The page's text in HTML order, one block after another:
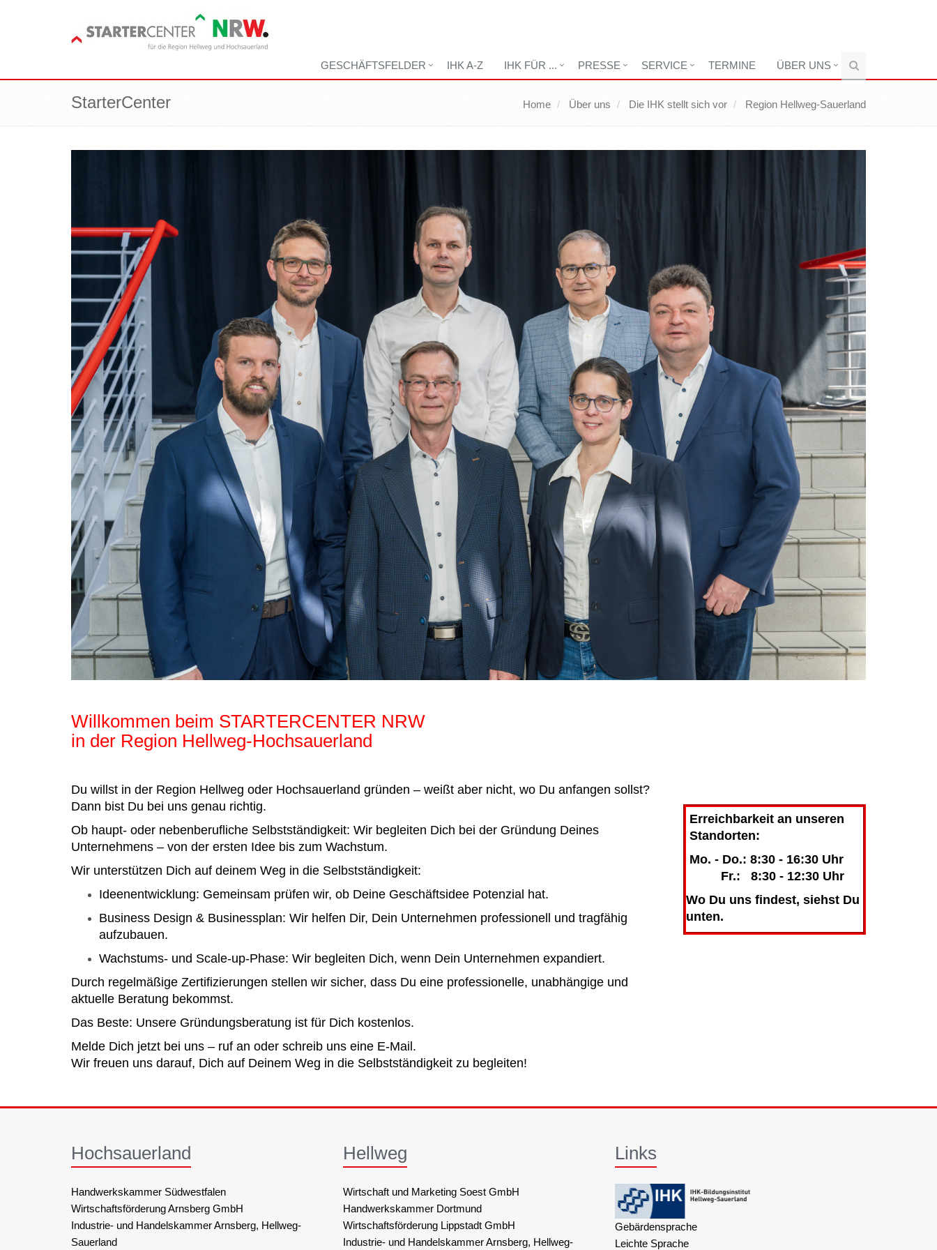
GESCHÄFTSFELDER IHK A-Z IHK FÜR ... PRESSE SERVICE TERMINE ÜBER UNS
StarterCenter Home Über uns Die IHK stellt sich vor Region Hellweg-Sauerland
Willkommen beim STARTERCENTER NRW
in der Region Hellweg-Hochsauerland
Du willst in der Region Hellweg oder Hochsauerland gründen – weißt aber nicht, wo Du anfangen sollst?
Dann bist Du bei uns genau richtig.
Ob haupt- oder nebenberufliche Selbstständigkeit: Wir begleiten Dich bei der Gründung Deines
Unternehmens – von der ersten Idee bis zum Wachstum.
Wir unterstützen Dich auf deinem Weg in die Selbstständigkeit:
Ideenentwicklung: Gemeinsam prüfen wir, ob Deine Geschäftsidee Potenzial hat.
Business Design & Businessplan: Wir helfen Dir, Dein Unternehmen professionell und tragfähig
aufzubauen.
Wachstums- und Scale-up-Phase: Wir begleiten Dich, wenn Dein Unternehmen expandiert.
Durch regelmäßige Zertifizierungen stellen wir sicher, dass Du eine professionelle, unabhängige und
aktuelle Beratung bekommst.
Das Beste: Unsere Gründungsberatung ist für Dich kostenlos.
Melde Dich jetzt bei uns – ruf an oder schreib uns eine E-Mail.
Wir freuen uns darauf, Dich auf Deinem Weg in die Selbstständigkeit zu begleiten!
Erreichbarkeit an unseren
Standorten:
Mo. - Do.: 8:30 - 16:30 Uhr
Fr.: 8:30 - 12:30 Uhr
Wo Du uns findest, siehst Du
unten.
Hochsauerland
Handwerkskammer Südwestfalen
Wirtschaftsförderung Arnsberg GmbH
Industrie- und Handelskammer Arnsberg, Hellweg-
Sauerland
Hellweg
Wirtschaft und Marketing Soest GmbH
Handwerkskammer Dortmund
Wirtschaftsförderung Lippstadt GmbH
Industrie- und Handelskammer Arnsberg, Hellweg-
Links
Gebärdensprache
Leichte Sprache